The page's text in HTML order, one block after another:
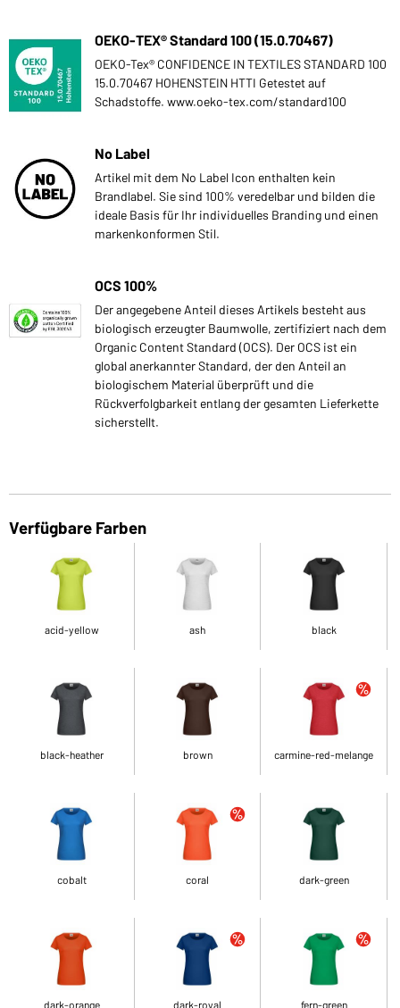
OEKO-TEX® Standard 100 (15.0.70467)
OEKO-Tex® CONFIDENCE IN TEXTILES STANDARD 100
15.0.70467 HOHENSTEIN HTTI Getestet auf
Schadstoffe. www.oeko-tex.com/standard100
No Label
Artikel mit dem No Label Icon enthalten kein
Brandlabel. Sie sind 100% veredelbar und bilden die
ideale Basis für Ihr individuelles Branding und einen
markenkonformen Stil.
OCS 100%
Der angegebene Anteil dieses Artikels besteht aus
biologisch erzeugter Baumwolle, zertifiziert nach dem
Organic Content Standard (OCS). Der OCS ist ein
global anerkannter Standard, der den Anteil an
biologischem Material überprüft und die
Rückverfolgbarkeit entlang der gesamten Lieferkette
sicherstellt.
Verfügbare Farben
acid-yellow ash black
black-heather brown carmine-red-melange
cobalt coral dark-green
dark-orange dark-royal fern-green